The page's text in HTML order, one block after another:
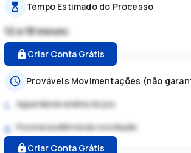
Tempo Estimado do Processo
12 a 18 meses
Criar Conta Grátis
Prováveis Movimentações (não
1. Aguardando análise do juiz
2. Possível audiência de conciliação
Criar Conta Grátis